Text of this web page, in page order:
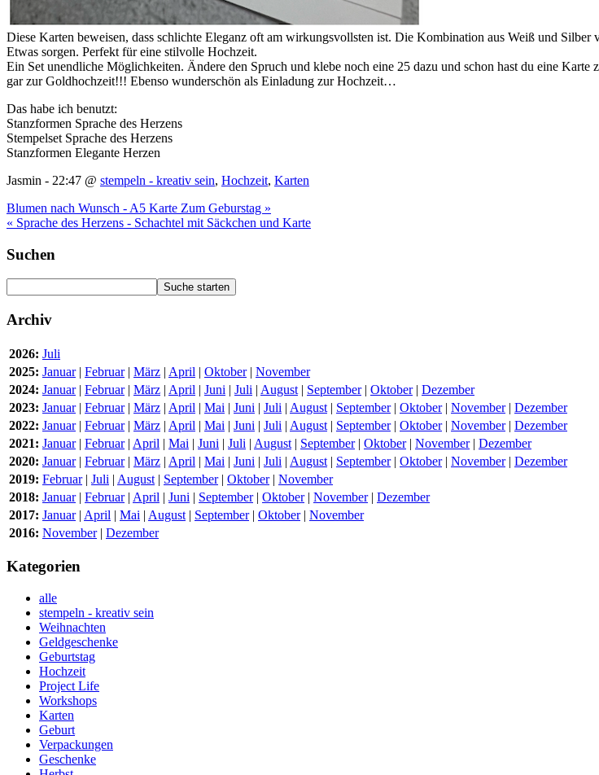
Diese Karten beweisen, dass schlichte Eleganz oft am wirkungsvollsten ist. Die Kombination aus Weiß und
Etwas sorgen. Perfekt für eine stilvolle Hochzeit.
Ein Set unendliche Möglichkeiten. Ändere den Spruch und klebe noch eine 25 dazu und schon hast du eine
gar zur Goldhochzeit!!! Ebenso wunderschön als Einladung zur Hochzeit…
Das habe ich benutzt:
Stanzformen Sprache des Herzens
Stempelset Sprache des Herzens
Stanzformen Elegante Herzen
Jasmin - 22:47 @ stempeln - kreativ sein, Hochzeit, Karten
Blumen nach Wunsch - A5 Karte Zum Geburstag »
« Sprache des Herzens - Schachtel mit Säckchen und Karte
Suchen
Archiv
2026: Juli
2025: Januar| Februar| März | April | Oktober| November
2024: Januar| Februar| März | April | Juni | Juli | August | September| Oktober| Dezember
2023: Januar| Februar| März | April | Mai | Juni | Juli | August | September| Oktober| November| Dezember
2022: Januar| Februar| März | April | Mai | Juni | Juli | August | September| Oktober| November| Dezember
2021: Januar| Februar| April | Mai | Juni | Juli | August | September| Oktober| November| Dezember
2020: Januar| Februar| März | April | Mai | Juni | Juli | August | September| Oktober| November| Dezember
2019: Februar| Juli | August | September| Oktober| November
2018: Januar| Februar| April | Juni | September| Oktober| November| Dezember
2017: Januar| April | Mai | August | September| Oktober| November
2016: November| Dezember
Kategorien
alle
stempeln - kreativ sein
Weihnachten
Geldgeschenke
Geburtstag
Hochzeit
Project Life
Workshops
Karten
Geburt
Verpackungen
Geschenke